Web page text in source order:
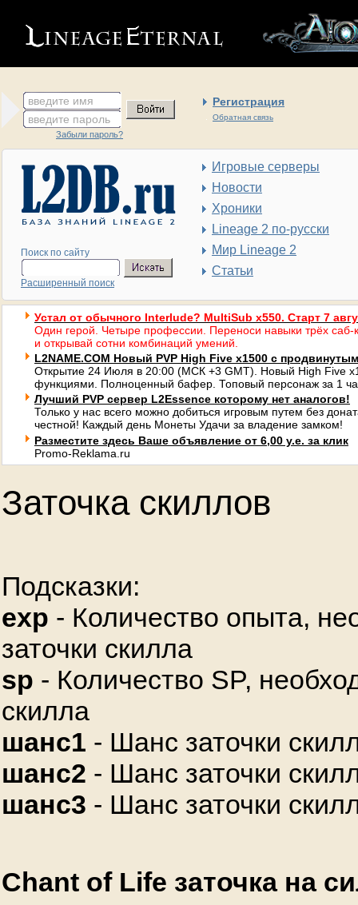
введите имя Регистрация
Обратная связь
введите пароль
Забыли пароль?
Поиск по сайту
Расширенный поиск
Игровые серверы
Новости
Хроники
Lineage 2 по-русски
Мир Lineage 2
Статьи
Устал от обычного Interlude? MultiSub x550. Старт 7
Один герой. Четыре профессии. Переноси навыки трёх саб-
и открывай сотни комбинаций умений.
L2NAME.COM Новый PVP High Five x1500 с
Открытие 24 Июля в 20:00 (МСК +3 GMT). Новый High Five
функциями. Полноценный бафер. Топовый персонаж за 1
Лучший PVP сервер L2Essence которому нет аналогов!
Только у нас всего можно добиться игровым путем без
честной! Каждый день Монеты Удачи за владение замком!
Разместите здесь Ваше объявление от 6,00 у.е. за клик
Promo-Reklama.ru
Заточка скиллов
Подсказки:
exp - Количество опыта,
заточки скилла
sp - Количество SP,
скилла
шанс1 - Шанс заточки
шанс2 - Шанс заточки
шанс3 - Шанс заточки
Chant of Life заточка на